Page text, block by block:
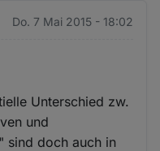
Do. 7 Mai 2015 - 18:02
Unterschied zw.
und
sind doch auch in